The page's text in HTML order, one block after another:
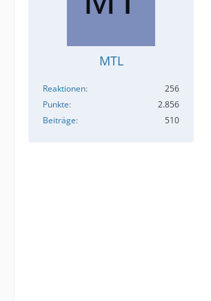
MTL
Reaktionen
256
Punkte
2.856
Beiträge
510